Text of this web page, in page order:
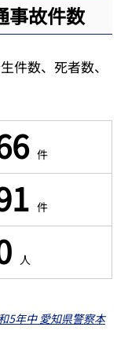
事故件数
件数、死者数、
件
件
人
5年中 愛知県警察本